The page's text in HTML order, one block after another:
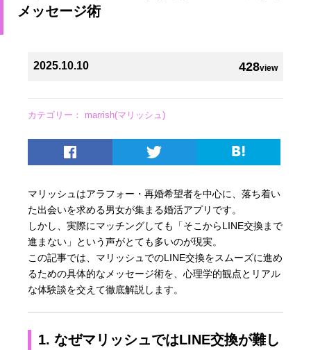
メッセージ術
428view
2025.10.10
カテゴリー： marrish(マリッシュ)
マリッシュはアラフォー・再婚希望者を中心に、落ち着い
た出会いを求める男女が集まる婚活アプリです。
しかし、実際にマッチングしても「そこからLINE交換まで
進まない」という声がとても多いのが現実。
この記事では、マリッシュでのLINE交換をスムーズに進め
るための具体的なメッセージ術を、心理学的観点とリアル
な体験談を交えて徹底解説します。
1. なぜマリッシュではLINE交換が難し